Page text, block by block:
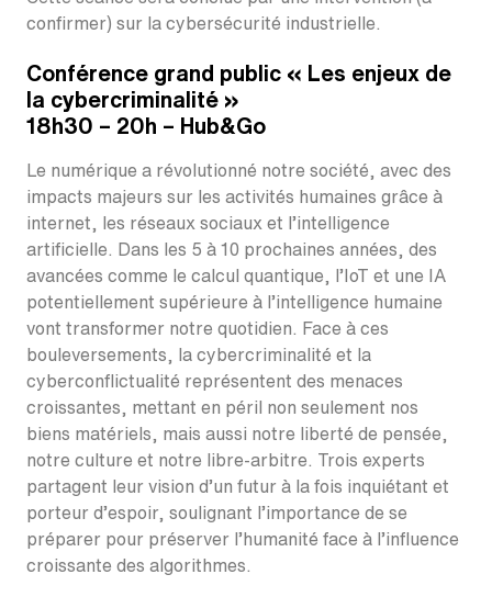
confirmer) sur la cybersécurité industrielle.
Conférence grand public « Les enjeux de
la cybercriminalité »
18h30 – 20h – Hub&Go
Le numérique a révolutionné notre société, avec des
impacts majeurs sur les activités humaines grâce à
internet, les réseaux sociaux et l’intelligence
artificielle. Dans les 5 à 10 prochaines années, des
avancées comme le calcul quantique, l’IoT et une IA
potentiellement supérieure à l’intelligence humaine
vont transformer notre quotidien. Face à ces
bouleversements, la cybercriminalité et la
cyberconflictualité représentent des menaces
croissantes, mettant en péril non seulement nos
biens matériels, mais aussi notre liberté de pensée,
notre culture et notre libre-arbitre. Trois experts
partagent leur vision d’un futur à la fois inquiétant et
porteur d’espoir, soulignant l’importance de se
préparer pour préserver l’humanité face à l’influence
croissante des algorithmes.